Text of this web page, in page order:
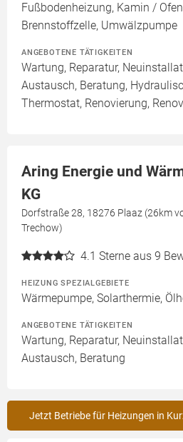
Fußbodenheizung, Kamin /
Brennstoffzelle, Umwälzpumpe
ANGEBOTENE TÄTIGKEITEN
Wartung, Reparatur,
Austausch, Beratung,
Thermostat, Renovierung,
Aring Energie und
KG
Dorfstraße 28, 18276 Plaaz (26km
Trechow)
4.1 Sterne aus 9
HEIZUNG SPEZIALGEBIETE
Wärmepumpe, Solarthermie,
ANGEBOTENE TÄTIGKEITEN
Wartung, Reparatur,
Austausch, Beratung
Jetzt Betriebe für Heizungen in